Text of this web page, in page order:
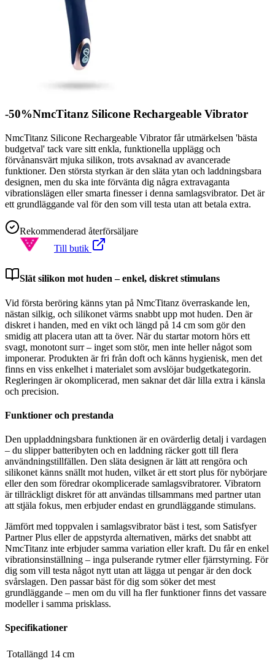
-50%NmcTitanz Silicone Rechargeable Vibrator
NmcTitanz Silicone Rechargeable Vibrator får utmärkelsen 'bästa
budgetval' tack vare sitt enkla, funktionella upplägg och
förvånansvärt mjuka silikon, trots avsaknad av avancerade
funktioner. Den största styrkan är den släta ytan och laddningsbara
designen, men du ska inte förvänta dig några extravaganta
vibrationslägen eller smarta finesser i denna samlagsvibrator. Det är
ett grundläggande val för den som vill testa utan att betala extra.
Rekommenderad återförsäljare
Till butik
Slät silikon mot huden – enkel, diskret stimulans
Vid första beröring känns ytan på NmcTitanz överraskande len,
nästan silkig, och silikonet värms snabbt upp mot huden. Den är
diskret i handen, med en vikt och längd på 14 cm som gör den
smidig att placera utan att ta över. När du startar motorn hörs ett
svagt, monotont surr – inget som stör, men inte heller något som
imponerar. Produkten är fri från doft och känns hygienisk, men det
finns en viss enkelhet i materialet som avslöjar budgetkategorin.
Regleringen är okomplicerad, men saknar det där lilla extra i känsla
och precision.
Funktioner och prestanda
Den uppladdningsbara funktionen är en ovärderlig detalj i vardagen
– du slipper batteribyten och en laddning räcker gott till flera
användningstillfällen. Den släta designen är lätt att rengöra och
silikonet känns snällt mot huden, vilket är ett stort plus för nybörjare
eller den som föredrar okomplicerade samlagsvibratorer. Vibratorn
är tillräckligt diskret för att användas tillsammans med partner utan
att stjäla fokus, men erbjuder endast en grundläggande stimulans.
Jämfört med toppvalen i samlagsvibrator bäst i test, som Satisfyer
Partner Plus eller de appstyrda alternativen, märks det snabbt att
NmcTitanz inte erbjuder samma variation eller kraft. Du får en enkel
vibrationsinställning – inga pulserande rytmer eller fjärrstyrning. För
dig som vill testa något nytt utan att lägga ut pengar är den dock
svårslagen. Den passar bäst för dig som söker det mest
grundläggande – men om du vill ha fler funktioner finns det vassare
modeller i samma prisklass.
Specifikationer
Totallängd 14 cm